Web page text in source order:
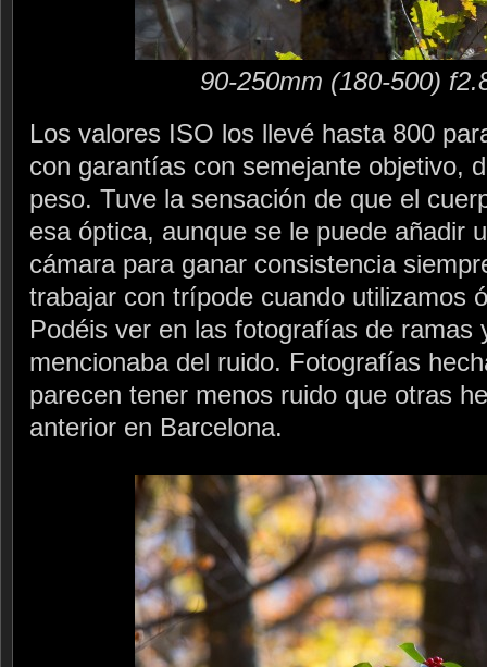
90-250mm (180-500)
Los valores ISO los llevé hasta 800
con garantías con semejante objetivo,
peso. Tuve la sensación de que el
esa óptica, aunque se le puede añadir
cámara para ganar consistencia
trabajar con trípode cuando utilizamos
Podéis ver en las fotografías de ramas
mencionaba del ruido. Fotografías
parecen tener menos ruido que otras
anterior en Barcelona.